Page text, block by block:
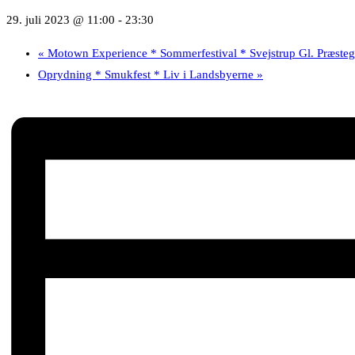
29. juli 2023 @ 11:00 - 23:30
« Motown Experience * Sommerfestival * Svejstrup Gl.
Oprydning * Smukfest * Liv i Landsbyerne »